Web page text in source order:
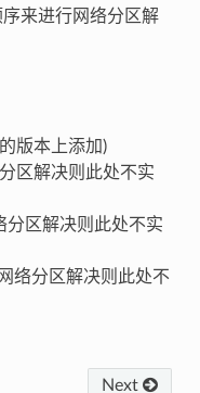
来进行网络分区解
版本上添加)
区解决则此处不实
分区解决则此处不实
络分区解决则此处不
Next